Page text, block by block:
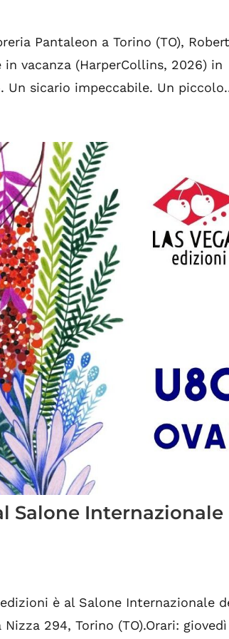
Pantaleon a Torino (TO),
vacanza (HarperCollins, 2026) in
sicario impeccabile. Un
Salone Internazionale
è al Salone Internazionale
294, Torino (TO).Orari: giovedì